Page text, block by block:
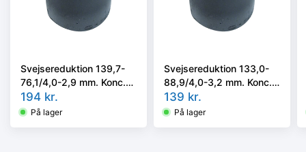
Svejsereduktion 139,7-
76,1/4,0-2,9 mm. Konc.
Kval. P235GH, EN 10253-
2/rk2 type B
194 kr.
På lager
Svejsereduktion 133,0-
88,9/4,0-3,2 mm. Konc.
Kval. P235GH, EN 10253-
2/rk2 type B
139 kr.
På lager